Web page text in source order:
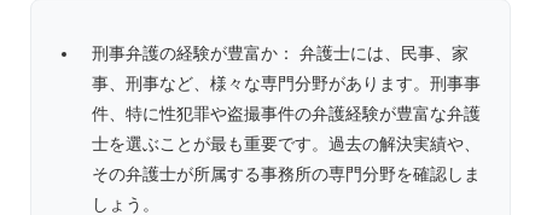
刑事弁護の経験が豊富か： 弁護士には、民事、家
事、刑事など、様々な専門分野があります。刑事事
件、特に性犯罪や盗撮事件の弁護経験が豊富な弁護
士を選ぶことが最も重要です。過去の解決実績や、
その弁護士が所属する事務所の専門分野を確認しま
しょう。